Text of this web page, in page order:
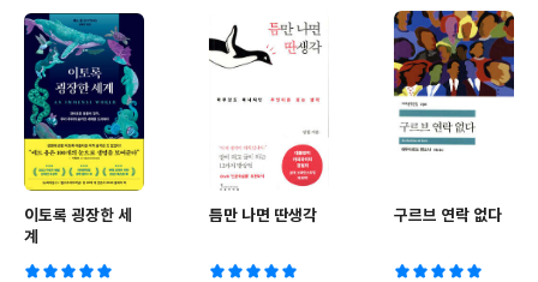
이토록 굉장한 세
계
틈만 나면 딴생각 구르브 연락 없다